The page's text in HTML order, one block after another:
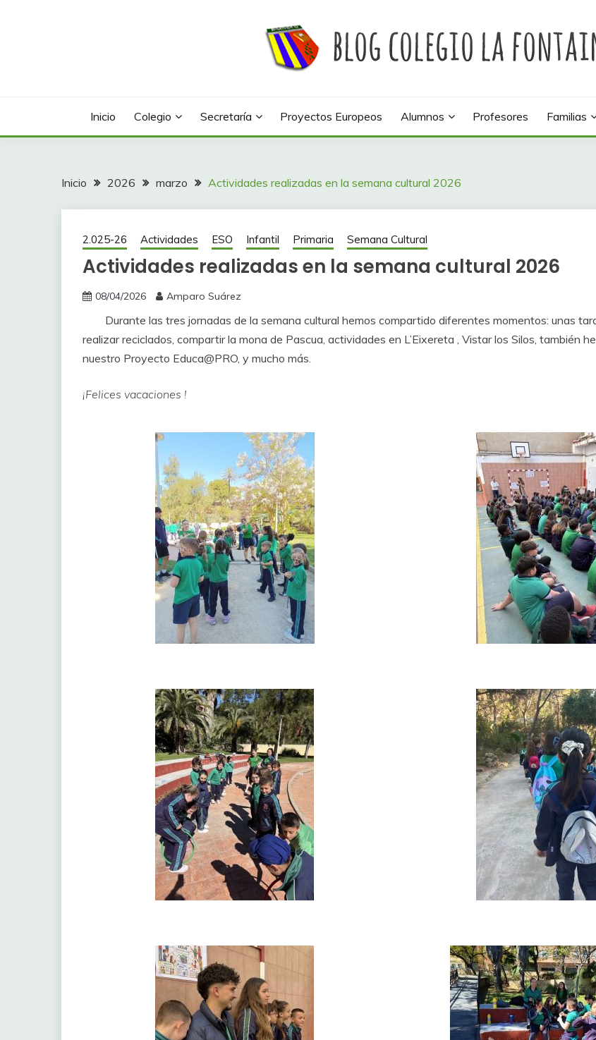
Inicio Colegio Secretaría Proyectos Europeos Alumnos Profesores Familias
Inicio 2026 marzo Actividades realizadas en la semana cultural 2026
2.025-26 Actividades ESO Infantil Primaria Semana Cultural
Actividades realizadas en la semana cultural 2026
08/04/2026 Amparo Suárez
Durante las tres jornadas de la semana cultural hemos compartido diferentes momentos: unas
realizar reciclados, compartir la mona de Pascua, actividades en L’Eixereta , Vistar los Silos, también
nuestro Proyecto Educa@PRO, y mucho más.
¡Felices vacaciones !